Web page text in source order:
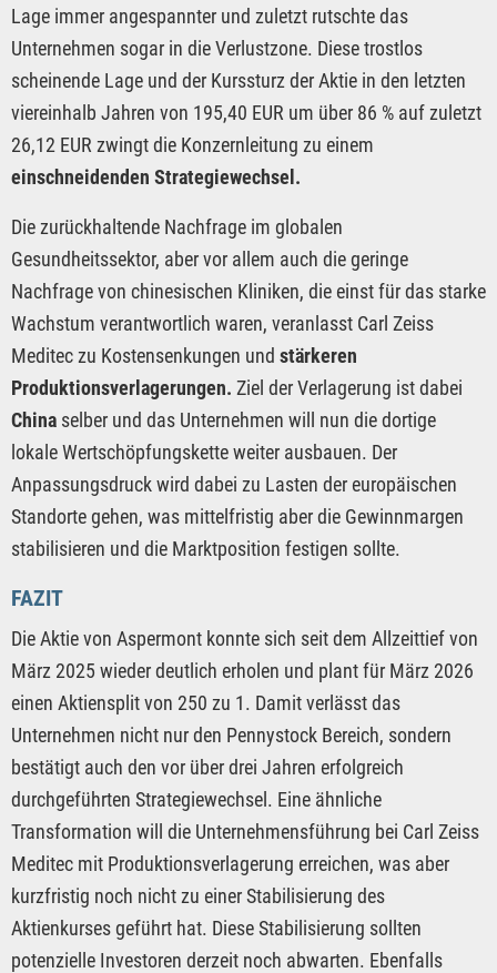
Lage immer angespannter und zuletzt rutschte das
Unternehmen sogar in die Verlustzone. Diese trostlos
scheinende Lage und der Kurssturz der Aktie in den letzten
viereinhalb Jahren von 195,40 EUR um über 86 % auf zuletzt
26,12 EUR zwingt die Konzernleitung zu einem
einschneidenden Strategiewechsel.
Die zurückhaltende Nachfrage im globalen
Gesundheitssektor, aber vor allem auch die geringe
Nachfrage von chinesischen Kliniken, die einst für das starke
Wachstum verantwortlich waren, veranlasst Carl Zeiss
Meditec zu Kostensenkungen und stärkeren
Produktionsverlagerungen. Ziel der Verlagerung ist dabei
China selber und das Unternehmen will nun die dortige
lokale Wertschöpfungskette weiter ausbauen. Der
Anpassungsdruck wird dabei zu Lasten der europäischen
Standorte gehen, was mittelfristig aber die Gewinnmargen
stabilisieren und die Marktposition festigen sollte.
FAZIT
Die Aktie von Aspermont konnte sich seit dem Allzeittief von
März 2025 wieder deutlich erholen und plant für März 2026
einen Aktiensplit von 250 zu 1. Damit verlässt das
Unternehmen nicht nur den Pennystock Bereich, sondern
bestätigt auch den vor über drei Jahren erfolgreich
durchgeführten Strategiewechsel. Eine ähnliche
Transformation will die Unternehmensführung bei Carl Zeiss
Meditec mit Produktionsverlagerung erreichen, was aber
kurzfristig noch nicht zu einer Stabilisierung des
Aktienkurses geführt hat. Diese Stabilisierung sollten
potenzielle Investoren derzeit noch abwarten. Ebenfalls